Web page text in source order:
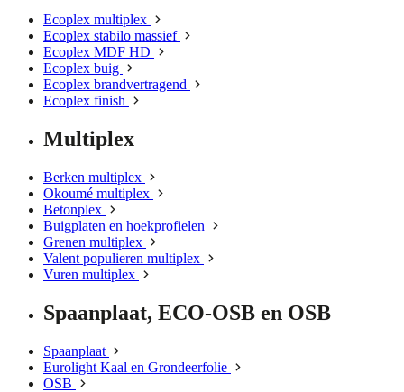
Ecoplex multiplex
Ecoplex stabilo massief
Ecoplex MDF HD
Ecoplex buig
Ecoplex brandvertragend
Ecoplex finish
Multiplex
Berken multiplex
Okoumé multiplex
Betonplex
Buigplaten en hoekprofielen
Grenen multiplex
Valent populieren multiplex
Vuren multiplex
Spaanplaat, ECO-OSB en OSB
Spaanplaat
Eurolight Kaal en Grondeerfolie
OSB